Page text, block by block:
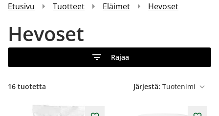
Etusivu Tuotteet Eläimet Hevoset
Hevoset
Rajaa
16 tuotetta Järjestä: